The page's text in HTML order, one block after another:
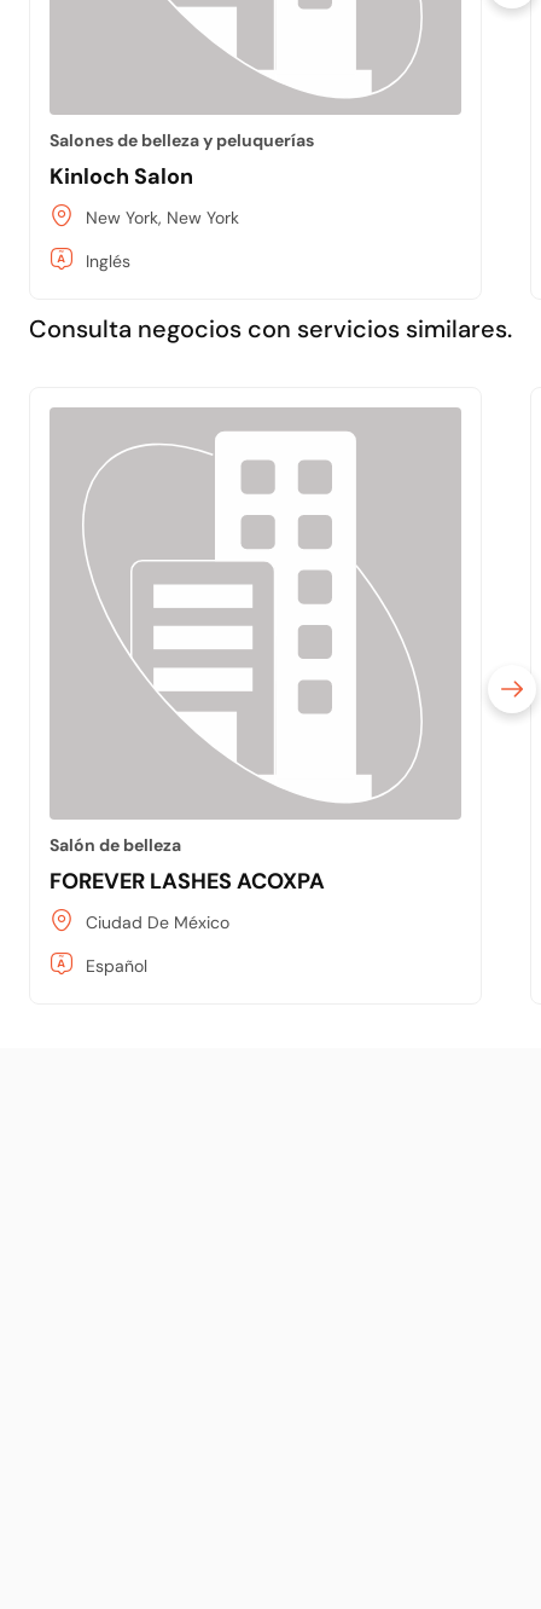
Salones de belleza y peluquerías
Kinloch Salon
New York, New York
Inglés
Consulta negocios con servicios similares.
Salón de belleza
FOREVER LASHES ACOXPA
Ciudad De México
Español